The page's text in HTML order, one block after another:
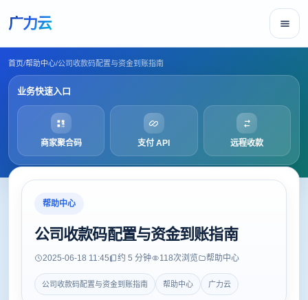
广力云
首页/帮助中心/公司收款码配置与资金到账指南
业务快速入口
商家聚合码 支付 API 远程收款
帮助中心
公司收款码配置与资金到账指南
2025-06-18 11:45 约 5 分钟 118次浏览 帮助中心
公司收款码配置与资金到账指南 帮助中心 广力云